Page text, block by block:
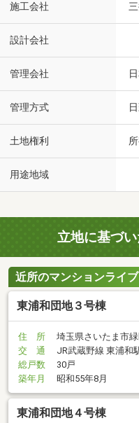
施工会社
設計会社
管理会社
管理方式
土地権利
用途地域
立地に基づ
近所のマンションライ
東浦和団地３号棟
住 所
埼玉県さいたま市
交 通
JR武蔵野線 東浦和
総戸数
30戸
築年月
昭和55年8月
東浦和団地４号棟